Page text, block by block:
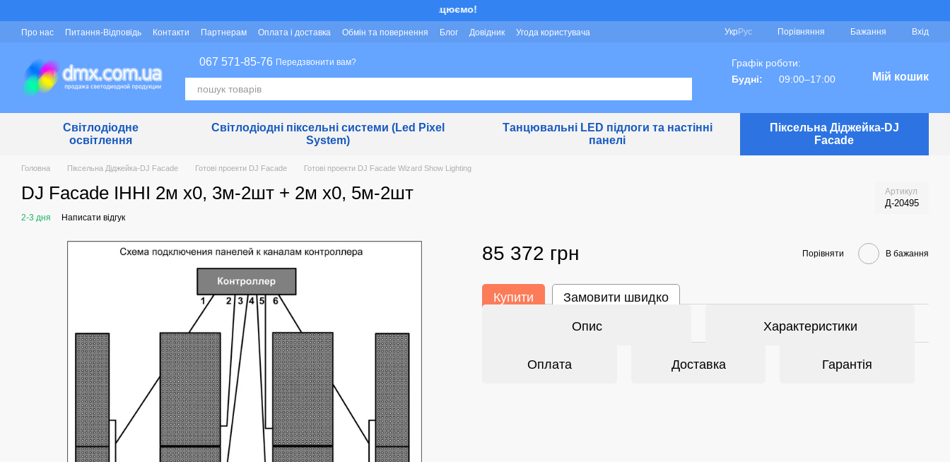
Ми працюємо!
Про нас Питання-Відповідь Контакти Партнерам Оплата і доставка Обмін та повернення Блог Довідник
Угода користувача
Укр Рус Порівняння Бажання Вхід
067 571-85-76 Передзвонити вам?
Графік роботи:
Будні:
09:00–17:00 Мій кошик
Світлодіодне
освітлення
Світлодіодні піксельні системи (Led Pixel
System)
Танцювальні LED підлоги та настінні
панелі
Піксельна Діджейка-DJ
Facade
Головна Піксельна Діджейка-DJ Facade Готові проекти DJ Facade Готові проекти DJ Facade Wizard Show Lighting
DJ Facade IHHI 2м х0, 3м-2шт + 2м х0, 5м-2шт Артикул
Д-20495
2-3 дня Написати відгук
85 372 грн Порівняти В бажання
Купити Замовити швидко
Опис Характеристики
Оплата Доставка Гарантія